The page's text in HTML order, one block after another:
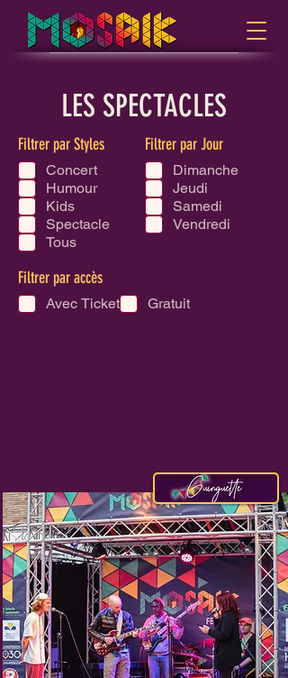
LES SPECTACLES
Filtrer par Styles
Concert
Humour
Kids
Spectacle
Tous
Filtrer par Jour
Dimanche
Jeudi
Samedi
Vendredi
Filtrer par accès
Avec Ticket Gratuit